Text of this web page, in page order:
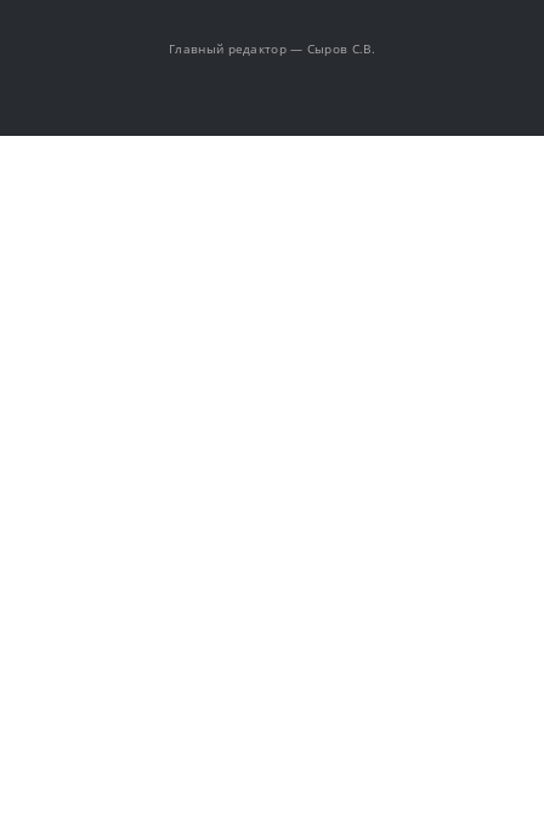
Главный редактор — Сыров С.В.